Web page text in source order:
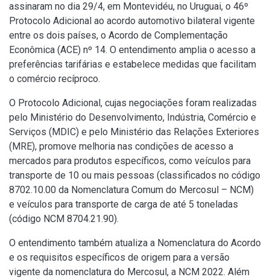
assinaram no dia 29/4, em Montevidéu, no Uruguai, o 46º
Protocolo Adicional ao acordo automotivo bilateral vigente
entre os dois países, o Acordo de Complementação
Econômica (ACE) nº 14. O entendimento amplia o acesso a
preferências tarifárias e estabelece medidas que facilitam
o comércio recíproco.
O Protocolo Adicional, cujas negociações foram realizadas
pelo Ministério do Desenvolvimento, Indústria, Comércio e
Serviços (MDIC) e pelo Ministério das Relações Exteriores
(MRE), promove melhoria nas condições de acesso a
mercados para produtos específicos, como veículos para
transporte de 10 ou mais pessoas (classificados no código
8702.10.00 da Nomenclatura Comum do Mercosul – NCM)
e veículos para transporte de carga de até 5 toneladas
(código NCM 8704.21.90).
O entendimento também atualiza a Nomenclatura do Acordo
e os requisitos específicos de origem para a versão
vigente da nomenclatura do Mercosul, a NCM 2022. Além